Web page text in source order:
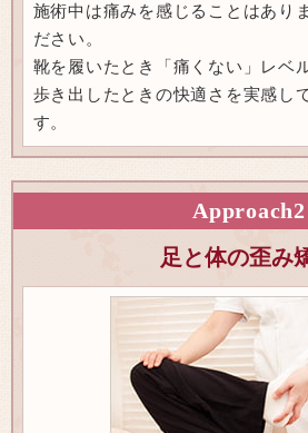
施術中は痛みを感じることはあり
ださい。
靴を履いたとき「痛くない」レベ
歩き出したときの快適さを実感し
す。
Approach2
足と体の歪み